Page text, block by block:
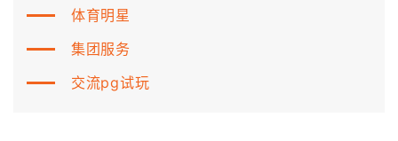
体育明星
集团服务
交流pg试玩